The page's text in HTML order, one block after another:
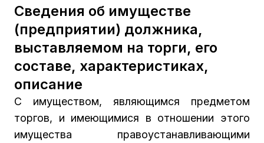
Сведения об имуществе
(предприятии) должника,
выставляемом на торги, его
составе, характеристиках,
описание
С имуществом, являющимся предметом
торгов, и имеющимися в отношении этого
имущества правоустанавливающими